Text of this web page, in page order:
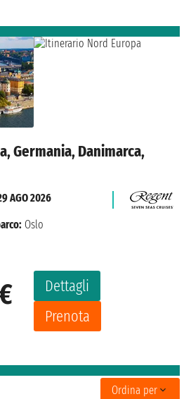
Germania, Danimarca,
Dettagli
Prenota
AGO 2026
Oslo
Ordina per